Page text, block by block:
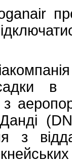
в
Данді
з